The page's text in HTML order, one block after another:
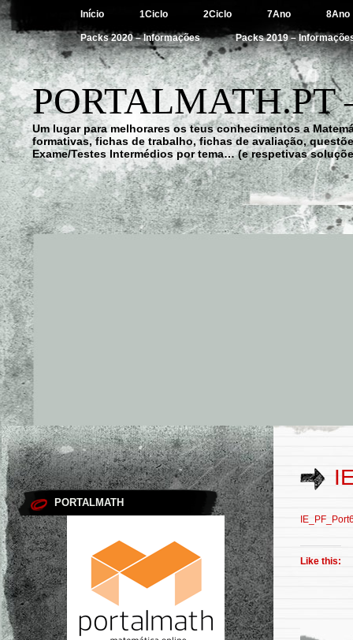
Início 1Ciclo 2Ciclo 7Ano 8Ano
Packs 2020 – Informações Packs 2019 –
Um lugar para melhorares os teus conhecimentos a
formativas, fichas de trabalho, fichas de avaliação,
Exame/Testes Intermédios por tema… (e respetivas
PORTALMATH
Like this: